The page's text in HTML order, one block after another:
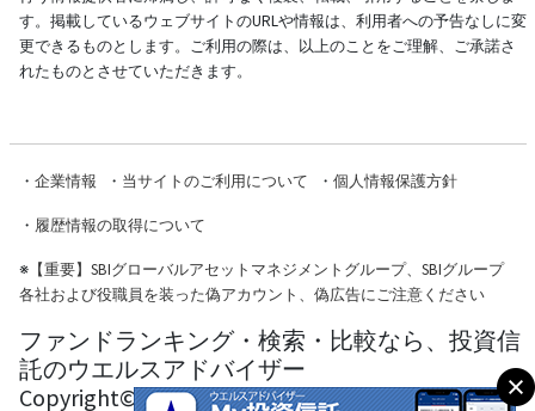
す。掲載しているウェブサイトのURLや情報は、利用者への予告なしに変
更できるものとします。ご利用の際は、以上のことをご理解、ご承諾さ
れたものとさせていただきます。
・ 企業情報 ・ 当サイトのご利用について ・ 個人情報保護方針
・ 履歴情報の取得について
※【重要】SBIグローバルアセットマネジメントグループ、SBIグループ
各社および役職員を装った偽アカウント、偽広告にご注意ください
ファンドランキング・検索・比較なら、投資信
託のウエルスアドバイザー
Copyright© Wealth Advisor Co., Ltd. All Rights